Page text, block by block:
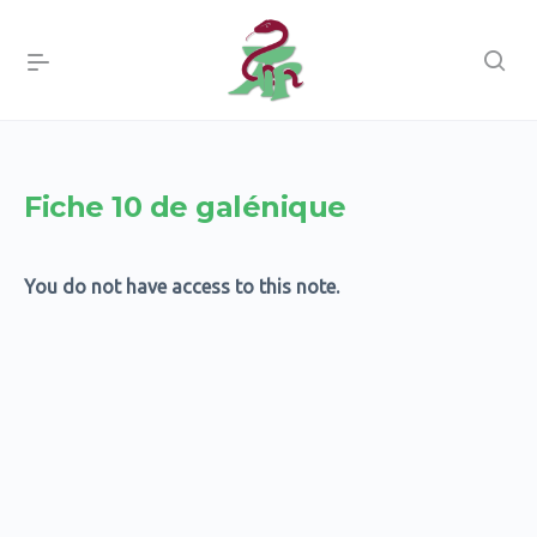
Fiche 10 de galénique
You do not have access to this note.